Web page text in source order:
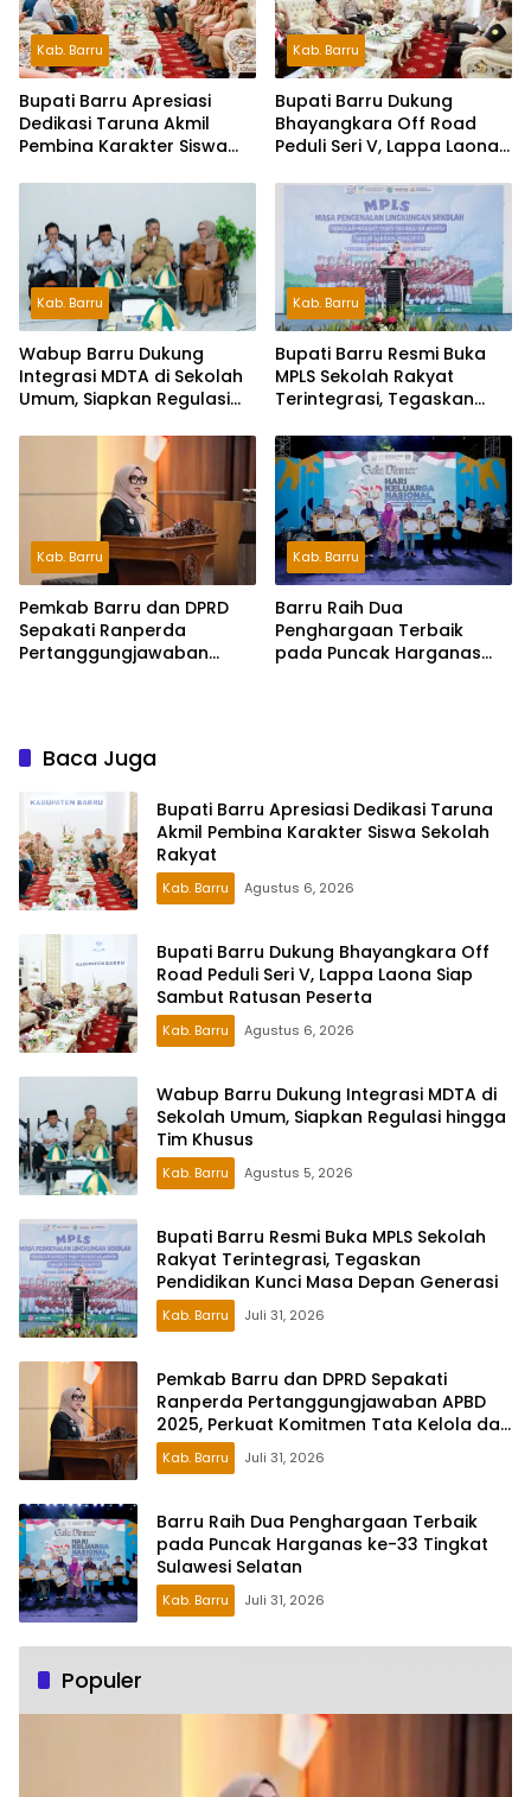
Kab. Barru
Bupati Barru Apresiasi
Dedikasi Taruna Akmil
Pembina Karakter Siswa
Kab. Barru
Bupati Barru Dukung
Bhayangkara Off Road
Peduli Seri V, Lappa Laona
Peserta
Kab. Barru
Wabup Barru Dukung
Integrasi MDTA di Sekolah
Umum, Siapkan Regulasi
Kab. Barru
Bupati Barru Resmi Buka
MPLS Sekolah Rakyat
Terintegrasi, Tegaskan
Depan Generasi
Kab. Barru
Pemkab Barru dan DPRD
Sepakati Ranperda
Pertanggungjawaban
Kab. Barru
Barru Raih Dua
Penghargaan Terbaik
pada Puncak Harganas
Baca Juga
Bupati Barru Apresiasi Dedikasi Taruna
Akmil Pembina Karakter Siswa Sekolah
Rakyat
Kab. Barru Agustus 6, 2026
Bupati Barru Dukung Bhayangkara Off
Road Peduli Seri V, Lappa Laona Siap
Sambut Ratusan Peserta
Kab. Barru Agustus 6, 2026
Wabup Barru Dukung Integrasi MDTA di
Sekolah Umum, Siapkan Regulasi hingga
Tim Khusus
Kab. Barru Agustus 5, 2026
Bupati Barru Resmi Buka MPLS Sekolah
Rakyat Terintegrasi, Tegaskan
Pendidikan Kunci Masa Depan Generasi
Kab. Barru Juli 31, 2026
Pemkab Barru dan DPRD Sepakati
Ranperda Pertanggungjawaban APBD
2025, Perkuat Komitmen Tata Kelola dan
Perlindungan Anak
Kab. Barru Juli 31, 2026
Barru Raih Dua Penghargaan Terbaik
pada Puncak Harganas ke-33 Tingkat
Sulawesi Selatan
Kab. Barru Juli 31, 2026
Populer